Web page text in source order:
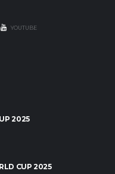
YOUTUBE
2025
CUP 2025